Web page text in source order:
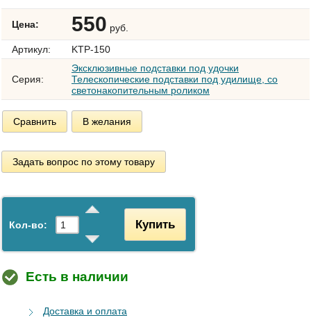
Цена: 550 руб.
Артикул:
KTP-150
Серия:
Эксклюзивные подставки под удочки
Телескопические подставки под удилище, со
светонакопительным роликом
Сравнить В желания
Задать вопрос по этому товару
Кол-во: Купить
Есть в наличии
Доставка и оплата